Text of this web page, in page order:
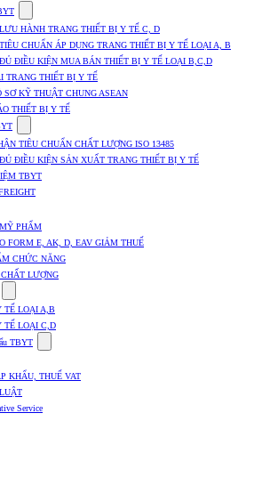
submenu
for
Dịch
vụ
nhập
khẩu
TBYT
HÀNH TRANG THIẾT BỊ Y TẾ C, D
CHUẨN ÁP DỤNG TRANG THIẾT BỊ Y TẾ LOẠI A, B
ĐIỀU KIỆN MUA BÁN THIẾT BỊ Y TẾ LOẠI B,C,D
TRANG THIẾT BỊ Y TẾ
SƠ KỸ THUẬT CHUNG ASEAN
THIẾT BỊ Y TẾ
submenu
for
Dịch
vụ
xuất
TBYT
TIÊU CHUẨN CHẤT LƯỢNG ISO 13485
ĐIỀU KIỆN SẢN XUẤT TRANG THIẾT BỊ Y TẾ
TBYT
PHẨM
FORM E, AK, D, EAV GIẢM THUẾ
CHỨC NĂNG
LƯỢNG
submenu
for
Thủ
tục
mặt
hàng
TẾ LOẠI A,B
TẾ LOẠI C,D
TBYT
submenu
Kinh
KHẨU, THUẾ VAT
Service